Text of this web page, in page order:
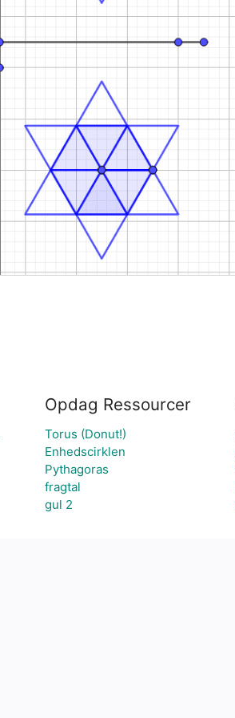
Opdag Ressourcer
Torus (Donut!)
Enhedscirklen
Pythagoras
fragtal
gul 2